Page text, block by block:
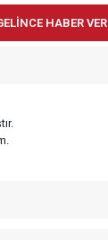
HABER VER